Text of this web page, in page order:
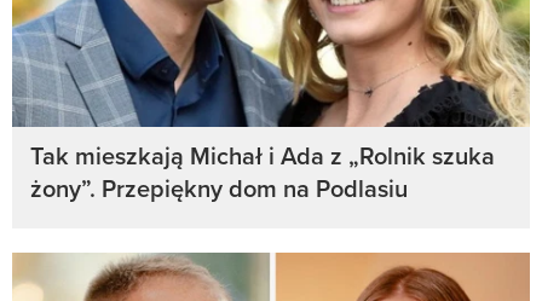
Tak mieszkają Michał i Ada z „Rolnik szuka
żony”. Przepiękny dom na Podlasiu